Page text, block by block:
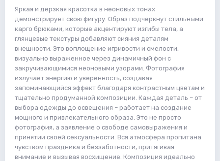
Яркая и дерзкая красотка в неоновых тонах
демонстрирует свою фигуру. Образ подчеркнут стильными
карго брюками, которые акцентируют изгибы тела, а
глянцевые текстуры добавляют сияния деталям
внешности. Это воплощение игривости и смелости,
визуально выраженное через динамичный фон с
закручивающимися неоновыми узорами. Фотография
излучает энергию и уверенность, создавая
запоминающийся эффект благодаря контрастным цветам и
тщательно продуманной композиции. Каждая деталь – от
выбора одежды до освещения – работает на создание
мощного и привлекательного образа. Это не просто
фотография, а заявление о свободе самовыражения и
принятии своей сексуальности. Вся атмосфера пропитана
чувством праздника и беззаботности, притягивая
внимание и вызывая восхищение. Композиция идеально